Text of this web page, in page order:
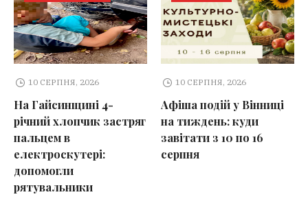
10 СЕРПНЯ, 2026
На Гайсинщині 4-
річний хлопчик застряг
пальцем в
електроскутері:
допомогли
рятувальники
10 СЕРПНЯ, 2026
Афіша подій у Вінниці
на тиждень: куди
завітати з 10 по 16
серпня